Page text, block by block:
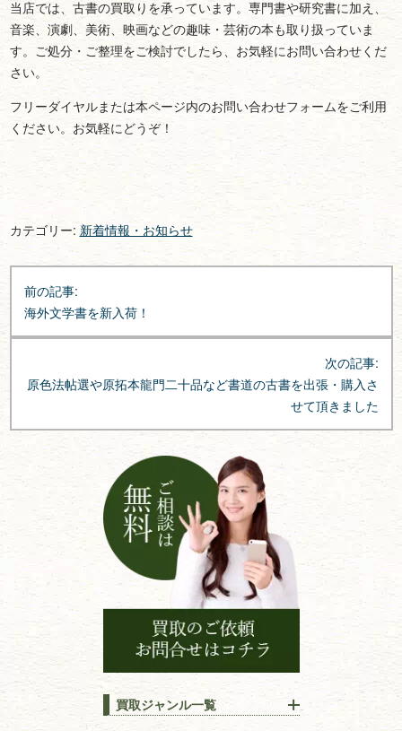
当店では、古書の買取りを承っています。専門書や研究書に加え、
音楽、演劇、美術、映画などの趣味・芸術の本も取り扱っていま
す。ご処分・ご整理をご検討でしたら、お気軽にお問い合わせくだ
さい。
フリーダイヤルまたは本ページ内のお問い合わせフォームをご利用
ください。お気軽にどうぞ！
カテゴリー: 新着情報・お知らせ
投
稿
ナ
ビ
ゲ
ー
シ
前の記事:
海外文学書を新入荷！
次の記事:
原色法帖選や原拓本龍門二十品など書道の古書を出張・購入さ
せて頂きました
買取ジャンル一覧